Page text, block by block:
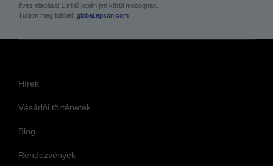
éves eladásai 1 trillió japán jen körül mozognak.
Tudjon meg többet: global.epson.com
Hírek
Vásárlói történetek
Blog
Rendezvények